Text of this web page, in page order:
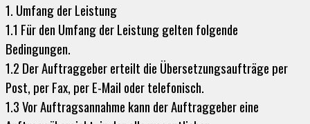
1. Umfang der Leistung
1.1 Für den Umfang der Leistung gelten folgende
Bedingungen.
1.2 Der Auftraggeber erteilt die Übersetzungsaufträge per
Post, per Fax, per E-Mail oder telefonisch.
1.3 Vor Auftragsannahme kann der Auftraggeber eine